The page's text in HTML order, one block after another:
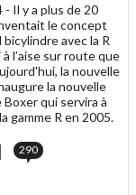
- Il y a plus de 20
le concept
avec la R
à l’aise sur route que
la nouvelle
la nouvelle
qui servira à
gamme R en 2005.
290